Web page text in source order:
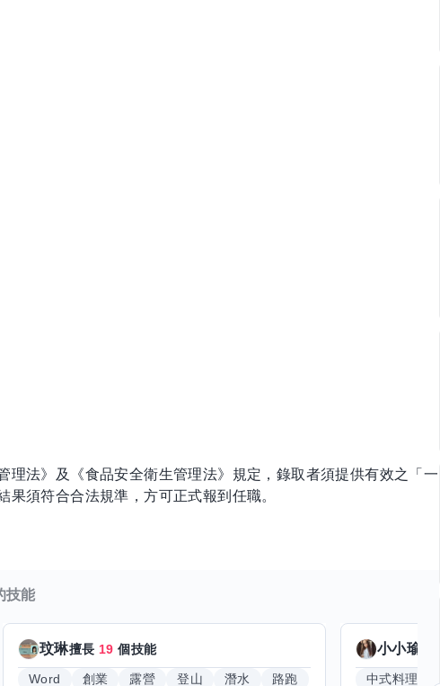
理法》及《食品安全衛生管理法》規定，錄取者須提供有效之「一
須符合合法規準，方可正式報到任職。
技能
玟琳擅長 19 個技能
Word 創業 露營 登山 潛水
路跑
小小瑜
中式料理